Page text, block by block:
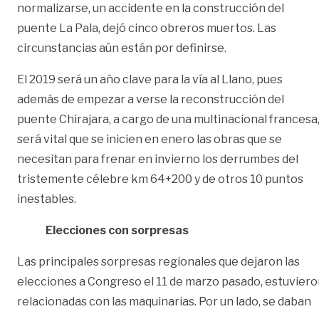
normalizarse, un accidente en la construcción del
puente La Pala, dejó cinco obreros muertos. Las
circunstancias aún están por definirse.
El 2019 será un año clave para la vía al Llano, pues
además de empezar a verse la reconstrucción del
puente Chirajara, a cargo de una multinacional francesa,
será vital que se inicien en enero las obras que se
necesitan para frenar en invierno los derrumbes del
tristemente célebre km 64+200 y de otros 10 puntos
inestables.
Elecciones con sorpresas
Las principales sorpresas regionales que dejaron las
elecciones a Congreso el 11 de marzo pasado,
relacionadas con las maquinarias. Por un lado, se daban